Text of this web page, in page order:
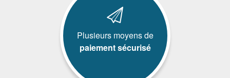
Plusieurs moyens de
paiement sécurisé